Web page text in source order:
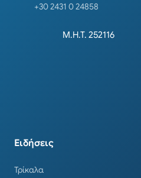
+30 2431 0 24858
Μ.Η.Τ. 252116
Ειδήσεις
Τρίκαλα